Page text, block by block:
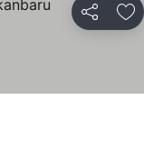
Kongsi